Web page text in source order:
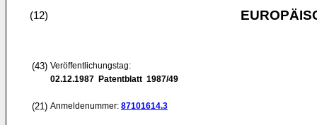
(12)
(43) Veröffentlichungstag:
02.12.1987 Patentblatt 1987/49
(21) Anmeldenummer: 87101614.3